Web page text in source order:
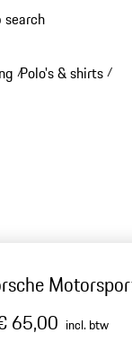
search
/Polo's & shirts /
65,00 incl. btw